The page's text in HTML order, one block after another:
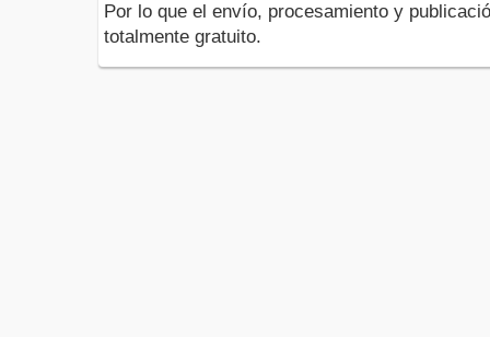
Por lo que el envío, procesamiento y
totalmente gratuito.